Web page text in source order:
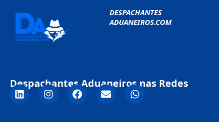
DESPACHANTES
ADUANEIROS.COM
Despachantes Aduaneiros nas Redes